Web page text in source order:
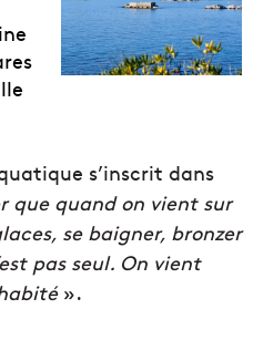
s’inscrit dans
que quand on vient sur
se baigner, bronzer
pas seul. On vient
».